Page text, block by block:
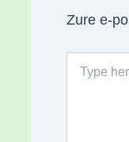
Zure e-
here..